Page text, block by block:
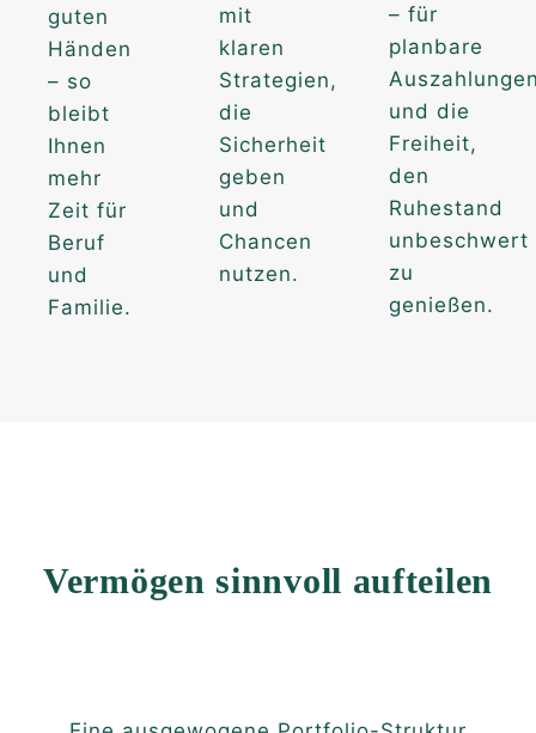
guten
Händen
– so
bleibt
Ihnen
mehr
Zeit für
Beruf
und
Familie.
mit
klaren
Strategien,
die
Sicherheit
geben
und
Chancen
nutzen.
– für
planbare
und die
Freiheit,
den
Ruhestand
unbeschwert
zu
genießen.
Vermögen sinnvoll aufteilen